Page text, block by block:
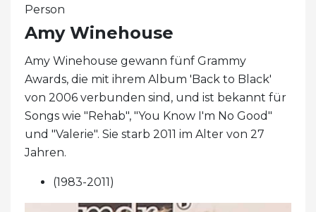
Person
Amy Winehouse
Amy Winehouse gewann fünf Grammy
Awards, die mit ihrem Album 'Back to Black'
von 2006 verbunden sind, und ist bekannt für
Songs wie "Rehab", "You Know I'm No Good"
und "Valerie". Sie starb 2011 im Alter von 27
Jahren.
(1983-2011)